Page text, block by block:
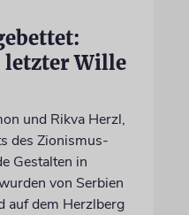
letzter Wille
und Rikva Herzl,
des Zionismus-
Gestalten in
von Serbien
auf dem Herzlberg